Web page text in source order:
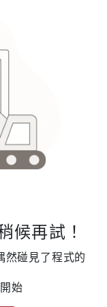
候再試！
然碰見了程式的
始